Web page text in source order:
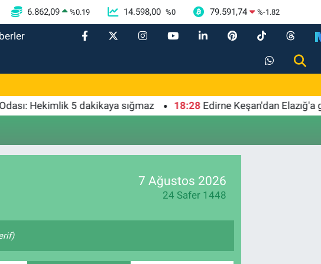
6.862,09 %0.19 14.598,00 %0 79.591,74 %-1.82
Hekimlik 5 dakikaya sığmaz 18:28 Edirne Keşan'dan Elazığ'a
7 Ağustos 2026
24 Safer 1448